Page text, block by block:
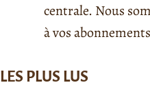
centrale. Nous
à vos
LES PLUS LUS